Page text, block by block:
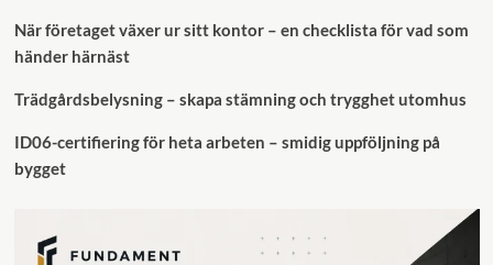
När företaget växer ur sitt kontor – en checklista för vad som
händer härnäst
Trädgårdsbelysning – skapa stämning och trygghet utomhus
ID06-certifiering för heta arbeten – smidig uppföljning på
bygget